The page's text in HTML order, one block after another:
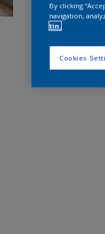
By clicking
navigation,
tin.
Cookies